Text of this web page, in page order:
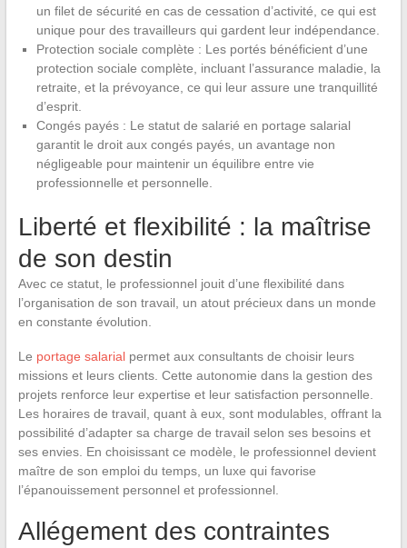
un filet de sécurité en cas de cessation d’activité, ce qui est
unique pour des travailleurs qui gardent leur indépendance.
Protection sociale complète : Les portés bénéficient d’une
protection sociale complète, incluant l’assurance maladie, la
retraite, et la prévoyance, ce qui leur assure une tranquillité
d’esprit.
Congés payés : Le statut de salarié en portage salarial
garantit le droit aux congés payés, un avantage non
négligeable pour maintenir un équilibre entre vie
professionnelle et personnelle.
Liberté et flexibilité : la maîtrise
de son destin
Avec ce statut, le professionnel jouit d’une flexibilité dans
l’organisation de son travail, un atout précieux dans un monde
en constante évolution.
Le portage salarialpermet aux consultants de choisir leurs
missions et leurs clients. Cette autonomie dans la gestion des
projets renforce leur expertise et leur satisfaction personnelle.
Les horaires de travail, quant à eux, sont modulables, offrant la
possibilité d’adapter sa charge de travail selon ses besoins et
ses envies. En choisissant ce modèle, le professionnel devient
maître de son emploi du temps, un luxe qui favorise
l’épanouissement personnel et professionnel.
Allégement des contraintes